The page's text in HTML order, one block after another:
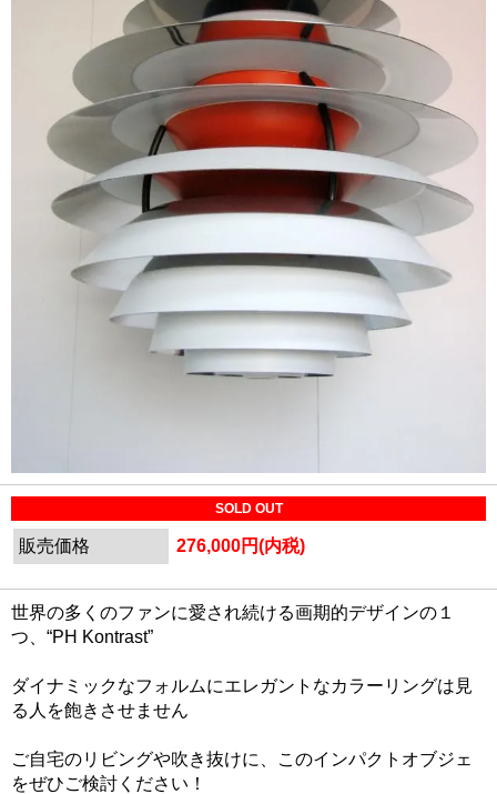
SOLD OUT
販売価格 276,000円(内税)
世界の多くのファンに愛され続ける画期的デザインの１
つ、“PH Kontrast”
ダイナミックなフォルムにエレガントなカラーリングは見
る人を飽きさせません
ご自宅のリビングや吹き抜けに、このインパクトオブジェ
をぜひご検討ください！